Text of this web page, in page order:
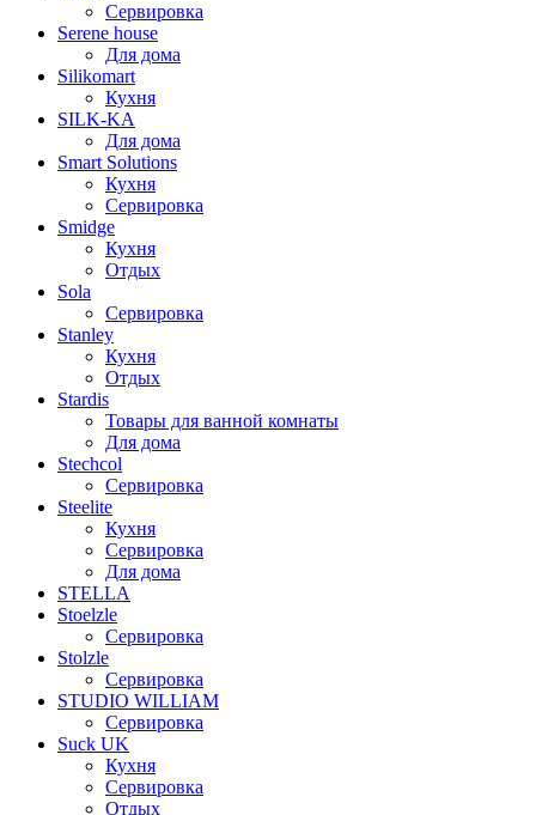
Сервировка
Serene house
Для дома
Silikomart
Кухня
SILK-KA
Для дома
Smart Solutions
Кухня
Сервировка
Smidge
Кухня
Отдых
Sola
Сервировка
Stanley
Кухня
Отдых
Stardis
Товары для ванной комнаты
Для дома
Stechcol
Сервировка
Steelite
Кухня
Сервировка
Для дома
STELLA
Stoelzle
Сервировка
Stolzle
Сервировка
STUDIO WILLIAM
Сервировка
Suck UK
Кухня
Сервировка
Отдых